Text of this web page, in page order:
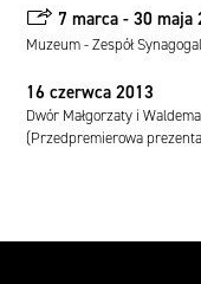
0 7 marca - 30 maja
Muzeum - Zespół
16 czerwca 2013
Dwór Małgorzaty i
(Przedpremierowa